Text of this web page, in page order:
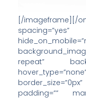
[/
repeat”
padding=””